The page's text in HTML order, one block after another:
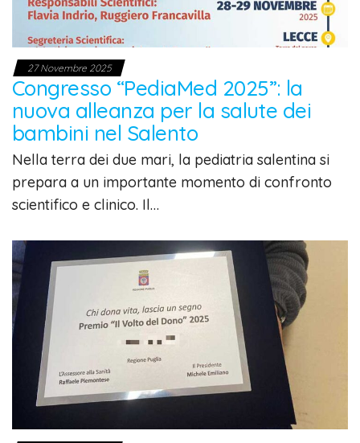
27 Novembre 2025
Congresso “PediaMed 2025”: la
nuova alleanza per la salute dei
bambini nel Salento
Nella terra dei due mari, la pediatria salentina si
prepara a un importante momento di confronto
scientifico e clinico. Il…